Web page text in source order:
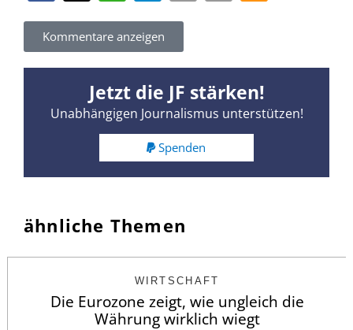
Kommentare anzeigen
Jetzt die JF stärken!
Unabhängigen Journalismus unterstützen!
Spenden
ähnliche Themen
WIRTSCHAFT
Die Eurozone zeigt, wie ungleich die
Währung wirklich wiegt